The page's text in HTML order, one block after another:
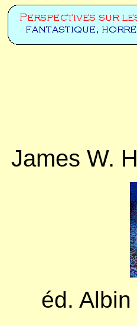
James W.
éd.